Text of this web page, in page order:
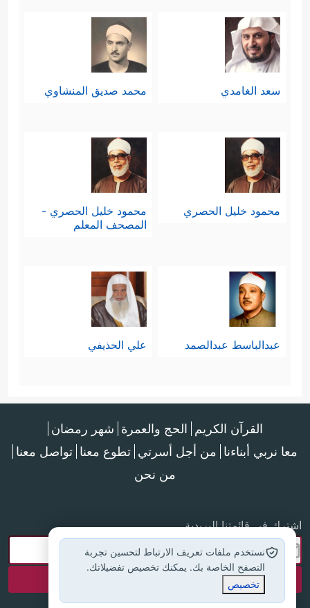
سعد الغامدي محمد صديق المنشاوي
محمود خليل الحصري
محمود خليل الحصري -
المصحف المعلم
عبدالباسط عبدالصمد علي الحذيفي
القرآن الكريم الحج والعمرة شهر رمضان
معا نربي أبناءنا من أجل أسرتي تطوع معنا تواصل معنا
من نحن
اشترك في قائمتنا البريدية
نستخدم ملفات تعريف الارتباط لتحسين تجربة
التصفح الخاصة بك. يمكنك تخصيص تفضيلاتك.
تخصيص